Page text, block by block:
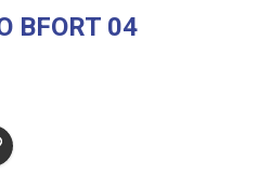
BFORT 04